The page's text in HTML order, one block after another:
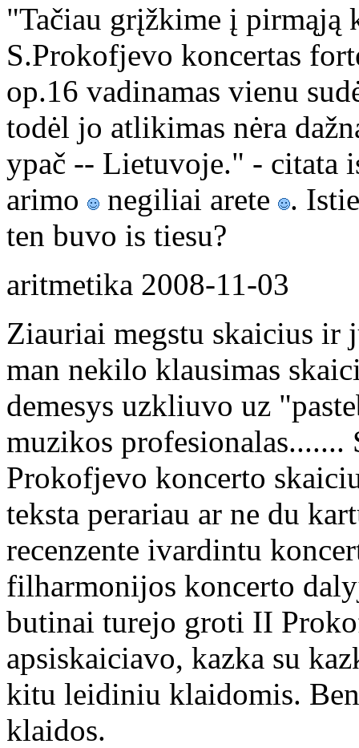
"Tačiau grįžkime į pirmąją
S.Prokofjevo koncertas
op.16 vadinamas vienu
todėl jo atlikimas nėra
ypač -- Lietuvoje." - citata
arimo
negiliai arete
.
ten buvo is tiesu?
aritmetika 2008-11-03
Ziauriai megstu skaicius ir
man nekilo klausimas
demesys uzkliuvo uz
muzikos
Prokofjevo koncerto
teksta perariau ar ne du
recenzente ivardintu
filharmonijos koncerto
butinai turejo groti II
apsiskaiciavo, kazka su
kitu leidiniu klaidomis.
klaidos.